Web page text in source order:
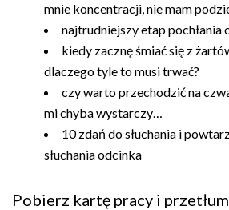
mnie koncentracji, nie mam
najtrudniejszy etap
kiedy zacznę śmiać się z
dlaczego tyle to musi trwać?
czy warto przechodzić na
mi chyba wystarczy…
10 zdań do słuchania i
słuchania odcinka
Pobierz kartę pracy i